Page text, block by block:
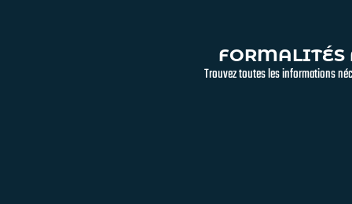
FORMALITÉS
Trouvez toutes les informations